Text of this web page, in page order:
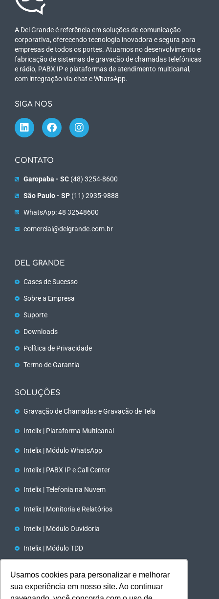
Usamos cookies para personalizar e melhorar
sua experiência em nosso site. Ao continuar
A Del Grande é referência em soluções de comunicação
corporativa, oferecendo tecnologia inovadora e segura para
empresas de todos os portes. Atuamos no desenvolvimento e
fabricação de sistemas de gravação de chamadas telefônicas
e rádio, PABX IP e plataformas de atendimento multicanal,
com integração via chat e WhatsApp.
SIGA NOS
CONTATO
Garopaba - SC(48) 3254-8600
São Paulo - SP(11) 2935-9888
WhatsApp: 48 32548600
comercial@delgrande.com.br
DEL GRANDE
Cases de Sucesso
Sobre a Empresa
Suporte
Downloads
Política de Privacidade
Termo de Garantia
SOLUÇÕES
Gravação de Chamadas e Gravação de Tela
Intelix | Plataforma Multicanal
Intelix | Módulo WhatsApp
Intelix | PABX IP e Call Center
Intelix | Telefonia na Nuvem
Intelix | Monitoria e Relatórios
Intelix | Módulo Ouvidoria
Intelix | Módulo TDD
Intelix | Discador Automático